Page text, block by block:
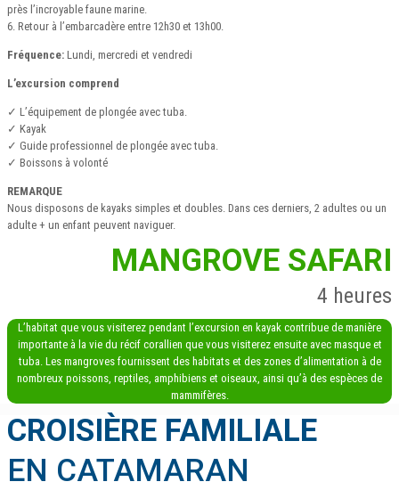
près l’incroyable faune marine.
6. Retour à l’embarcadère entre 12h30 et 13h00.
Fréquence: Lundi, mercredi et vendredi
L’excursion comprend
✓ L’équipement de plongée avec tuba.
✓ Kayak
✓ Guide professionnel de plongée avec tuba.
✓ Boissons à volonté
REMARQUE
Nous disposons de kayaks simples et doubles. Dans ces derniers, 2 adultes ou un
adulte + un enfant peuvent naviguer.
MANGROVE SAFARI
4 heures
L’habitat que vous visiterez pendant l’excursion en kayak contribue de manière
importante à la vie du récif corallien que vous visiterez ensuite avec masque et
tuba. Les mangroves fournissent des habitats et des zones d’alimentation à de
nombreux poissons, reptiles, amphibiens et oiseaux, ainsi qu’à des espèces de
mammifères.
CROISIÈRE FAMILIALE
EN CATAMARAN